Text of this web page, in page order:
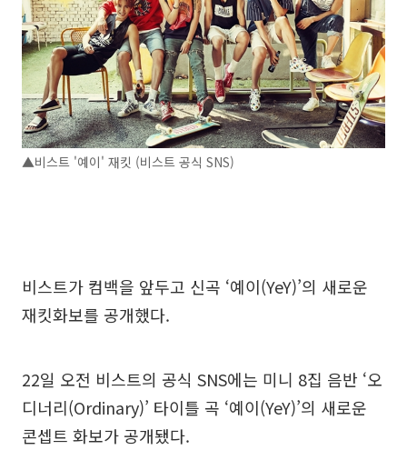
▲비스트 '예이' 재킷 (비스트 공식 SNS)
비스트가 컴백을 앞두고 신곡 ‘예이(YeY)’의 새로운
재킷화보를 공개했다.
22일 오전 비스트의 공식 SNS에는 미니 8집 음반 ‘오
디너리(Ordinary)’ 타이틀 곡 ‘예이(YeY)’의 새로운
콘셉트 화보가 공개됐다.